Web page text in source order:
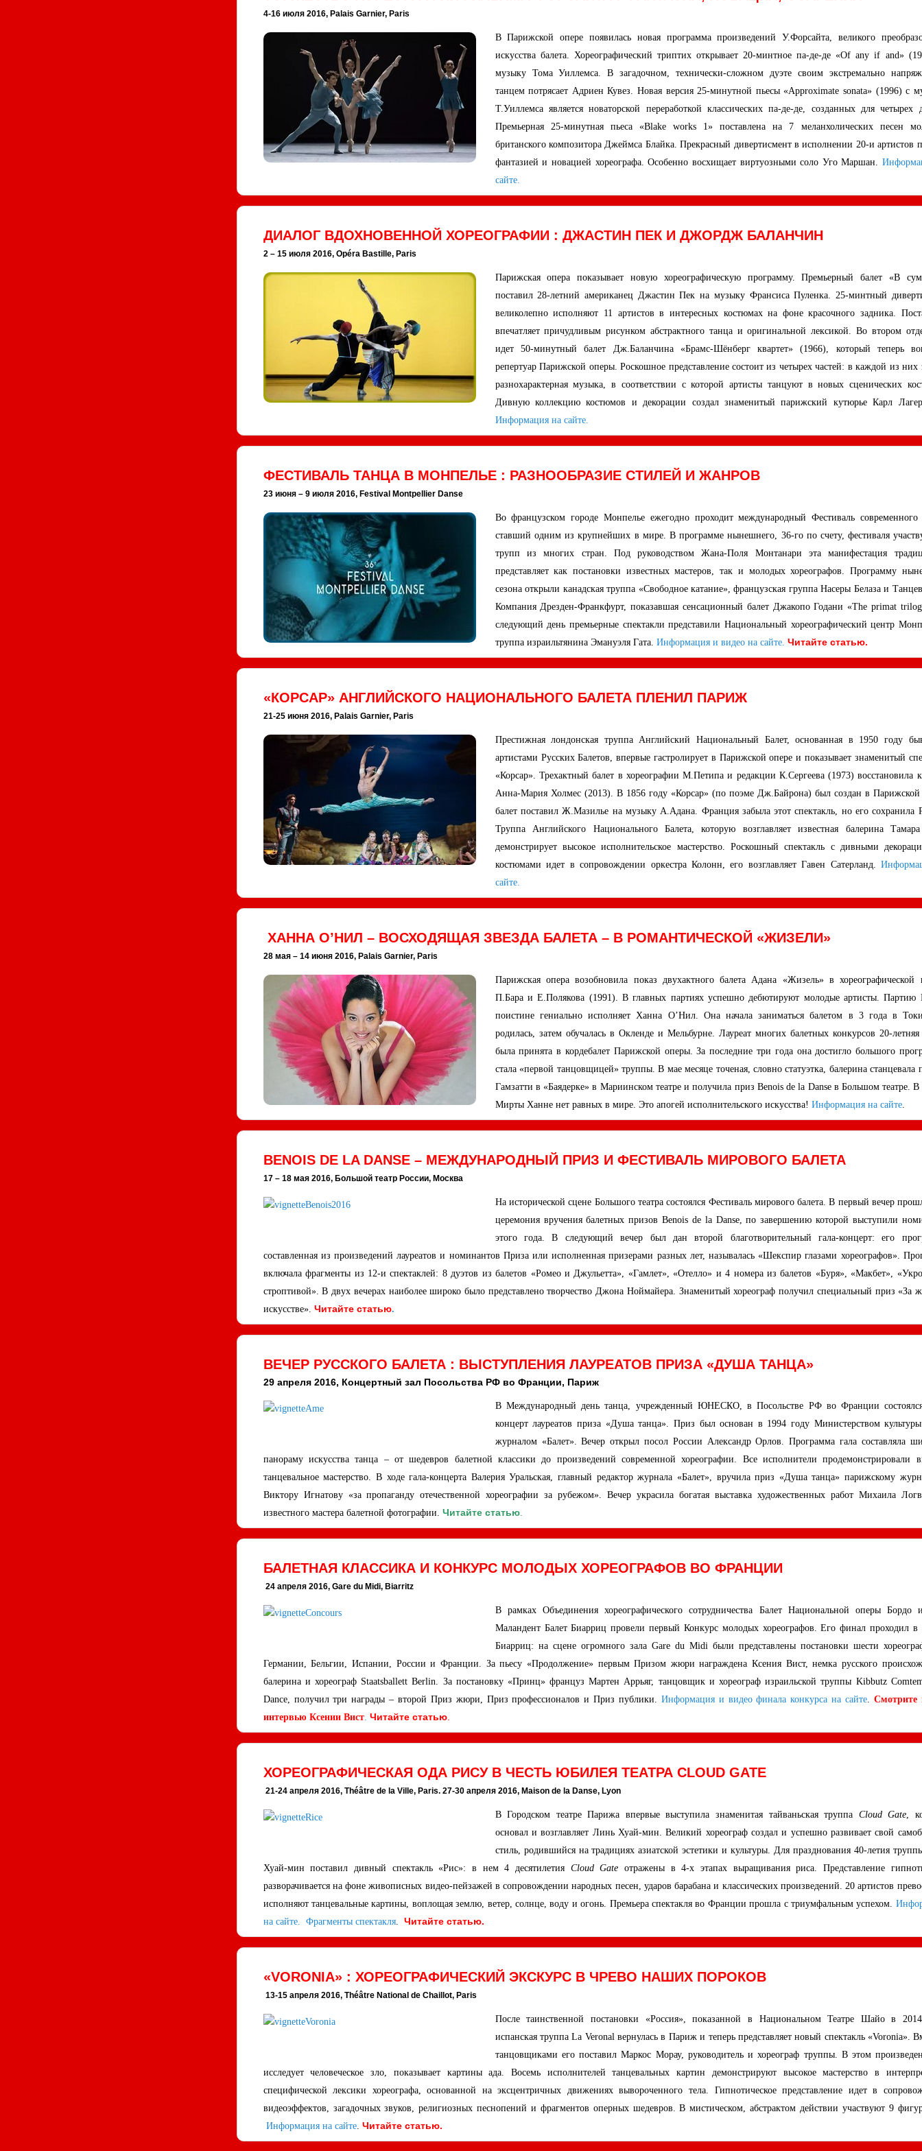
4-16 июля 2016, Palais Garnier, Paris
В Парижской опере появилась новая программа произведений У.Форсайта, великого
искусства балета. Хореографический триптих открывает 20-минтное па-де-де «Of any if and»
музыку Тома Уиллемса. В загадочном, технически-сложном дуэте своим экстремально
танцем потрясает Адриен Кувез. Новая версия 25-минутной пьесы «Approximate sonata» (1996) с
Т.Уиллемса является новаторской переработкой классических па-де-де, созданных для четырех
Премьерная 25-минутная пьеса «Blake works 1» поставлена на 7 меланхолических песен
британского композитора Джеймса Блайка. Прекрасный дивертисмент в исполнении 20-и артистов
фантазией и новацией хореографа. Особенно восхищает виртуозными соло Уго Маршан.
сайте.
ДИАЛОГ ВДОХНОВЕННОЙ ХОРЕОГРАФИИ : ДЖАСТИН ПЕК И ДЖОРДЖ БАЛАНЧИН
2 – 15 июля 2016, Opéra Bastille, Paris
Парижская опера показывает новую хореографическую программу. Премьерный балет «В
поставил 28-летний американец Джастин Пек на музыку Франсиса Пуленка. 25-минтный
великолепно исполняют 11 артистов в интересных костюмах на фоне красочного задника.
впечатляет причудливым рисунком абстрактного танца и оригинальной лексикой. Во втором
идет 50-минутный балет Дж.Баланчина «Брамс-Шёнберг квартет» (1966), который теперь
репертуар Парижской оперы. Роскошное представление состоит из четырех частей: в каждой из них
разнохарактерная музыка, в соответствии с которой артисты танцуют в новых сценических
Дивную коллекцию костюмов и декорации создал знаменитый парижский кутюрье Карл
Информация на сайте.
ФЕСТИВАЛЬ ТАНЦА В МОНПЕЛЬЕ : РАЗНООБРАЗИЕ СТИЛЕЙ И ЖАНРОВ
23 июня – 9 июля 2016, Festival Montpellier Danse
Во французском городе Монпелье ежегодно проходит международный Фестиваль современного
ставший одним из крупнейших в мире. В программе нынешнего, 36-го по счету, фестиваля
трупп из многих стран. Под руководством Жана-Поля Монтанари эта манифестация
представляет как постановки известных мастеров, так и молодых хореографов. Программу
сезона открыли канадская труппа «Свободное катание», французская группа Насеры Белаза и
Компания Дрезден-Франкфурт, показавшая сенсационный балет Джакопо Годани «The primat
следующий день премьерные спектакли представили Национальный хореографический центр
труппа израильтянина Эмануэля Гата. Информация и видео на сайте. Читайте статью.
«КОРСАР» АНГЛИЙСКОГО НАЦИОНАЛЬНОГО БАЛЕТА ПЛЕНИЛ ПАРИЖ
21-25 июня 2016, Palais Garnier, Paris
Престижная лондонская труппа Английский Национальный Балет, основанная в 1950 году
артистами Русских Балетов, впервые гастролирует в Парижской опере и показывает знаменитый
«Корсар». Трехактный балет в хореографии М.Петипа и редакции К.Сергеева (1973) восстановила
Анна-Мария Холмес (2013). В 1856 году «Корсар» (по поэме Дж.Байрона) был создан в Парижской
балет поставил Ж.Мазилье на музыку А.Адана. Франция забыла этот спектакль, но его сохранила
Труппа Английского Национального Балета, которую возглавляет известная балерина
демонстрирует высокое исполнительское мастерство. Роскошный спектакль с дивными
костюмами идет в сопровождении оркестра Колонн, его возглавляет Гавен Сатерланд.
сайте.
ХАННА О’НИЛ – ВОСХОДЯЩАЯ ЗВЕЗДА БАЛЕТА – В РОМАНТИЧЕСКОЙ «ЖИЗЕЛИ»
28 мая – 14 июня 2016, Palais Garnier, Paris
Парижская опера возобновила показ двухактного балета Адана «Жизель» в хореографической
П.Бара и Е.Полякова (1991). В главных партиях успешно дебютируют молодые артисты.
поистине гениально исполняет Ханна О’Нил. Она начала заниматься балетом в 3 года в
родилась, затем обучалась в Окленде и Мельбурне. Лауреат многих балетных конкурсов 20-
была принята в кордебалет Парижской оперы. За последние три года она достигло большого
стала «первой танцовщицей» труппы. В мае месяце точеная, словно статуэтка, балерина станцевала
Гамзатти в «Баядерке» в Мариинском театре и получила приз Benois de la Danse в Большом театре. В
Мирты Ханне нет равных в мире. Это апогей исполнительского искусства! Информация на сайте.
BENOIS DE LA DANSE – МЕЖДУНАРОДНЫЙ ПРИЗ И ФЕСТИВАЛЬ МИРОВОГО БАЛЕТА
17 – 18 мая 2016, Большой театр России, Москва
На исторической сцене Большого театра состоялся Фестиваль мирового балета. В первый вечер
церемония вручения балетных призов Benois de la Danse, по завершению которой выступили
этого года. В следующий вечер был дан второй благотворительный гала-концерт: его
составленная из произведений лауреатов и номинантов Приза или исполненная призерами разных лет, называлась «Шекспир глазами хореографов».
включала фрагменты из 12-и спектаклей: 8 дуэтов из балетов «Ромео и Джульетта», «Гамлет», «Отелло» и 4 номера из балетов «Буря», «Макбет»,
строптивой». В двух вечерах наиболее широко было представлено творчество Джона Ноймайера. Знаменитый хореограф получил специальный приз «За
искусстве». Читайте статью.
ВЕЧЕР РУССКОГО БАЛЕТА : ВЫСТУПЛЕНИЯ ЛАУРЕАТОВ ПРИЗА «ДУША ТАНЦА»
29 апреля 2016, Концертный зал Посольства РФ во Франции, Париж
В Международный день танца, учрежденный ЮНЕСКО, в Посольстве РФ во Франции
концерт лауреатов приза «Душа танца». Приз был основан в 1994 году Министерством
журналом «Балет». Вечер открыл посол России Александр Орлов. Программа гала составляла
панораму искусства танца – от шедевров балетной классики до произведений современной хореографии. Все исполнители продемонстрировали
танцевальное мастерство. В ходе гала-концерта Валерия Уральская, главный редактор журнала «Балет», вручила приз «Душа танца» парижскому
Виктору Игнатову «за пропаганду отечественной хореографии за рубежом». Вечер украсила богатая выставка художественных работ Михаила
известного мастера балетной фотографии. Читайте статью.
БАЛЕТНАЯ КЛАССИКА И КОНКУРС МОЛОДЫХ ХОРЕОГРАФОВ ВО ФРАНЦИИ
24 апреля 2016, Gare du Midi, Biarritz
В рамках Объединения хореографического сотрудничества Балет Национальной оперы Бордо
Маландент Балет Биарриц провели первый Конкурс молодых хореографов. Его финал проходил в
Биарриц: на сцене огромного зала Gare du Midi были представлены постановки шести
Германии, Бельгии, Испании, России и Франции. За пьесу «Продолжение» первым Призом жюри награждена Ксения Вист, немка русского
балерина и хореограф Staatsballett Berlin. За постановку «Принц» француз Мартен Аррьяг, танцовщик и хореограф израильской труппы Kibbutz
Dance, получил три награды – второй Приз жюри, Приз профессионалов и Приз публики. Информация и видео финала конкурса на сайте. Смотрите
интервью Ксении Вист. Читайте статью.
ХОРЕОГРАФИЧЕСКАЯ ОДА РИСУ В ЧЕСТЬ ЮБИЛЕЯ ТЕАТРА CLOUD GATE
21-24 апреля 2016, Théâtre de la Ville, Paris. 27-30 апреля 2016, Maison de la Danse, Lyon
В Городском театре Парижа впервые выступила знаменитая тайваньская труппа Cloud Gate,
основал и возглавляет Линь Хуай-мин. Великий хореограф создал и успешно развивает свой
стиль, родившийся на традициях азиатской эстетики и культуры. Для празднования 40-летия
Хуай-мин поставил дивный спектакль «Рис»: в нем 4 десятилетия Cloud Gate отражены в 4-х этапах выращивания риса. Представление
разворачивается на фоне живописных видео-пейзажей в сопровождении народных песен, ударов барабана и классических произведений. 20 артистов
исполняют танцевальные картины, воплощая землю, ветер, солнце, воду и огонь. Премьера спектакля во Франции прошла с триумфальным успехом.
на сайте. Фрагменты спектакля. Читайте статью.
«VORONIA» : ХОРЕОГРАФИЧЕСКИЙ ЭКСКУРС В ЧРЕВО НАШИХ ПОРОКОВ
13-15 апреля 2016, Théâtre National de Chaillot, Paris
После таинственной постановки «Россия», показанной в Национальном Театре Шайо в
испанская труппа La Veronal вернулась в Париж и теперь представляет новый спектакль «Voronia».
танцовщиками его поставил Маркос Морау, руководитель и хореограф труппы. В этом
исследует человеческое зло, показывает картины ада. Восемь исполнителей танцевальных картин демонстрируют высокое мастерство в
специфической лексики хореографа, основанной на эксцентричных движениях вывороченного тела. Гипнотическое представление идет в
видеоэффектов, загадочных звуков, религиозных песнопений и фрагментов оперных шедевров. В мистическом, абстрактом действии участвуют 9
Информация на сайте. Читайте статью.